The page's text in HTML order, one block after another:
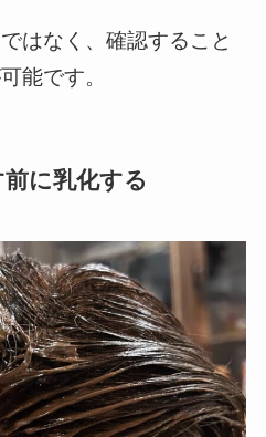
はなく、確認すること
能です。
に乳化する